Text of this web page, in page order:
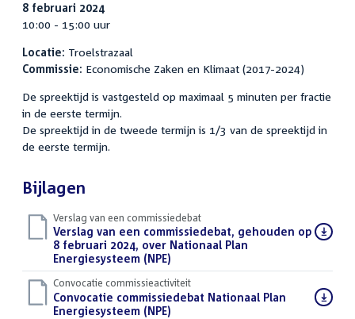
8 februari 2024
10:00 - 15:00 uur
Locatie: Troelstrazaal
Commissie: Economische Zaken en Klimaat (2017-2024)
De spreektijd is vastgesteld op maximaal 5 minuten per fractie
in de eerste termijn.
De spreektijd in de tweede termijn is 1/3 van de spreektijd in
de eerste termijn.
Bijlagen
Verslag van een commissiedebat
Download
bestand:
Verslag van een commissiedebat, gehouden op
8 februari 2024, over Nationaal Plan
Energiesysteem (NPE)
Convocatie commissieactiviteit
Download
bestand:
Convocatie commissiedebat Nationaal Plan
Energiesysteem (NPE)